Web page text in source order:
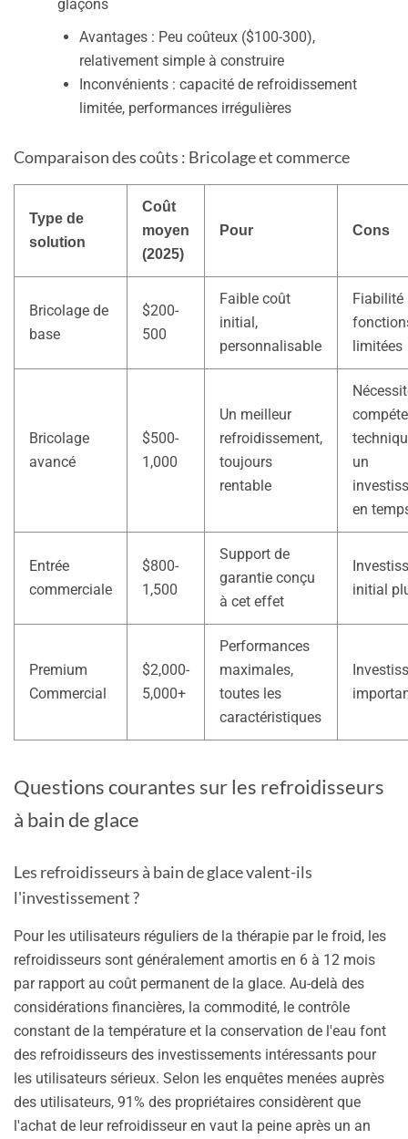
glaçons
Avantages : Peu coûteux ($100-300),
relativement simple à construire
Inconvénients : capacité de refroidissement
limitée, performances irrégulières
Comparaison des coûts : Bricolage et commerce
Type de
solution
Coût
moyen
(2025)
Pour Cons
Bricolage de
base
$200-
500
Faible coût
initial,
personnalisable
Fiabilité
limitées
Bricolage
avancé
$500-
1,000
Un meilleur
refroidissement,
toujours
rentable
un
en
Entrée
commerciale
$800-
1,500
Support de
garantie conçu
à cet effet
initial
Premium
Commercial
$2,000-
5,000+
Performances
maximales,
toutes les
caractéristiques
Questions courantes sur les refroidisseurs
à bain de glace
Les refroidisseurs à bain de glace valent-ils
l'investissement ?
Pour les utilisateurs réguliers de la thérapie par le froid, les
refroidisseurs sont généralement amortis en 6 à 12 mois
par rapport au coût permanent de la glace. Au-delà des
considérations financières, la commodité, le contrôle
constant de la température et la conservation de l'eau font
des refroidisseurs des investissements intéressants pour
les utilisateurs sérieux. Selon les enquêtes menées auprès
des utilisateurs, 91% des propriétaires considèrent que
l'achat de leur refroidisseur en vaut la peine après un an